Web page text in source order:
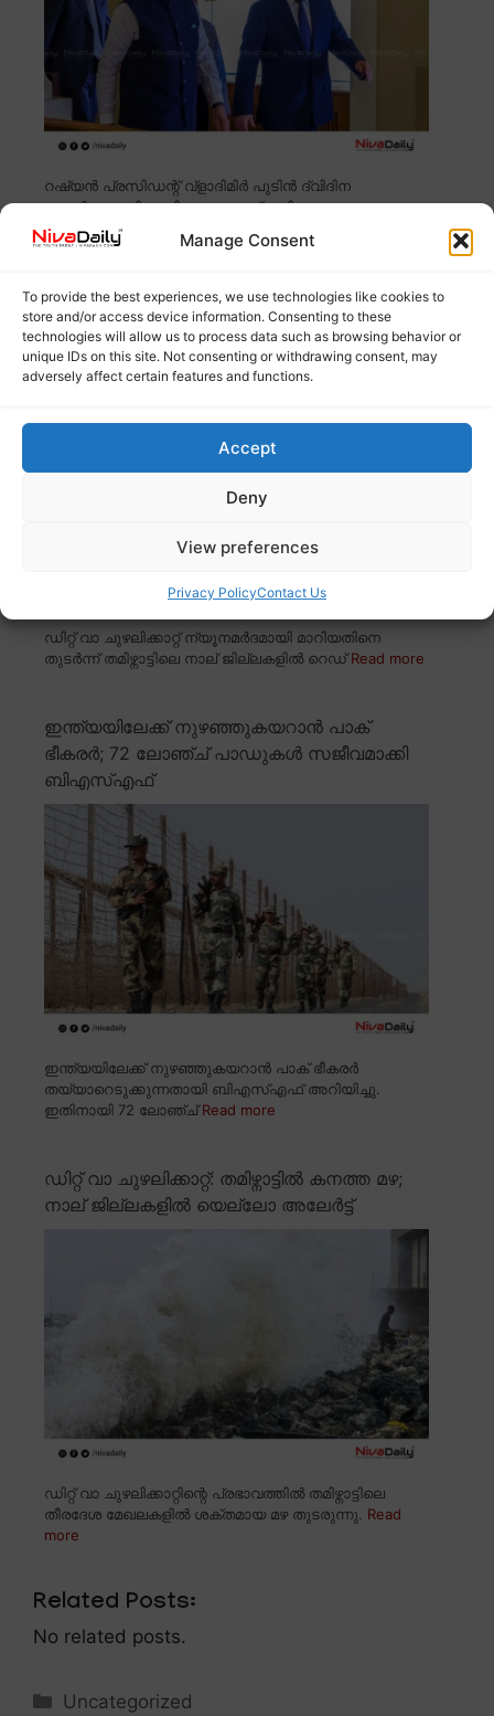
Manage Consent
To provide the best experiences, we use technologies like cookies to
store and/or access device information. Consenting to these
technologies will allow us to process data such as browsing behavior or
unique IDs on this site. Not consenting or withdrawing consent, may
adversely affect certain features and functions.
Accept
Deny
View preferences
Privacy PolicyContact Us
റഷ്യൻ പ്രസിഡന്റ് വ്ളാദിമിർ പുടിൻ ദ്വിദിന
സന്ദർശനത്തിനായി നാളെ ഇന്ത്യയിലെത്തും.
ഇരുപത്തിമൂന്നാമത് ഇന്ത്യാ-
ഡിറ്റ് വാ ന്യൂനമർദമായി ദുർബലപ്പെട്ടു;
തമിഴ്നാട്ടിലെ 4 ജില്ലകളിൽ റെഡ് അലർട്ട്
തുടരുന്നു
ഡിറ്റ് വാ ചുഴലിക്കാറ്റ് ന്യൂനമർദമായി മാറിയതിനെ
തുടർന്ന് തമിഴ്നാട്ടിലെ നാല് ജില്ലകളിൽ റെഡ്Read more
ഇന്ത്യയിലേക്ക് നുഴഞ്ഞുകയറാൻ പാക്
ഭീകരർ; 72 ലോഞ്ച് പാഡുകൾ സജീവമാക്കി
ബിഎസ്എഫ്
ഇന്ത്യയിലേക്ക് നുഴഞ്ഞുകയറാൻ പാക് ഭീകരർ
തയ്യാറെടുക്കുന്നതായി ബിഎസ്എഫ് അറിയിച്ചു.
ഇതിനായി 72 ലോഞ്ച്Read more
ഡിറ്റ് വാ ചുഴലിക്കാറ്റ്: തമിഴ്നാട്ടിൽ കനത്ത മഴ;
നാല് ജില്ലകളിൽ യെല്ലോ അലേർട്ട്
ഡിറ്റ് വാ ചുഴലിക്കാറ്റിന്റെ പ്രഭാവത്തിൽ തമിഴ്നാട്ടിലെ
തീരദേശ മേഖലകളിൽ ശക്തമായ മഴ തുടരുന്നു. Read
more
Related Posts:
No related posts.
Categories
Uncategorized